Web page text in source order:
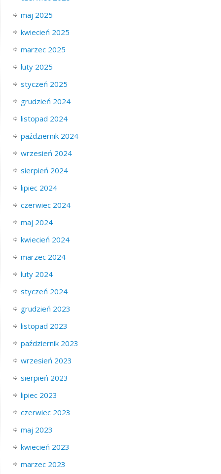
maj 2025
kwiecień 2025
marzec 2025
luty 2025
styczeń 2025
grudzień 2024
listopad 2024
październik 2024
wrzesień 2024
sierpień 2024
lipiec 2024
czerwiec 2024
maj 2024
kwiecień 2024
marzec 2024
luty 2024
styczeń 2024
grudzień 2023
listopad 2023
październik 2023
wrzesień 2023
sierpień 2023
lipiec 2023
czerwiec 2023
maj 2023
kwiecień 2023
marzec 2023